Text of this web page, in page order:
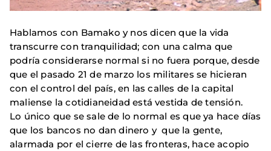
Hablamos con Bamako y nos dicen que la vida
transcurre con tranquilidad; con una calma que
podría considerarse normal si no fuera porque, desde
que el pasado 21 de marzo los militares se hicieran
con el control del país, en las calles de la capital
maliense la cotidianeidad está vestida de tensión.
Lo único que se sale de lo normal es que ya hace días
que los bancos no dan dinero y que la gente,
alarmada por el cierre de las fronteras, hace acopio